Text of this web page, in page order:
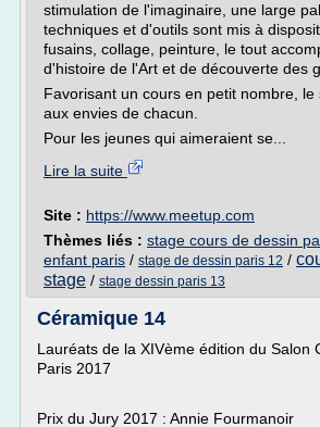
stimulation de l'imaginaire, une large
techniques et d'outils sont mis à
fusains, collage, peinture, le tout
d'histoire de l'Art et de découverte des
Favorisant un cours en petit nombre, le
aux envies de chacun.
Pour les jeunes qui aimeraient se...
Lire la suite
Site : https://www.meetup.com
Thèmes liés : stage cours de dessin
enfant paris / stage de dessin paris 12 /
stage / stage dessin paris 13
Céramique 14
Lauréats de la XIVème édition du Salon
Paris 2017
Prix du Jury 2017 : Annie Fourmanoir